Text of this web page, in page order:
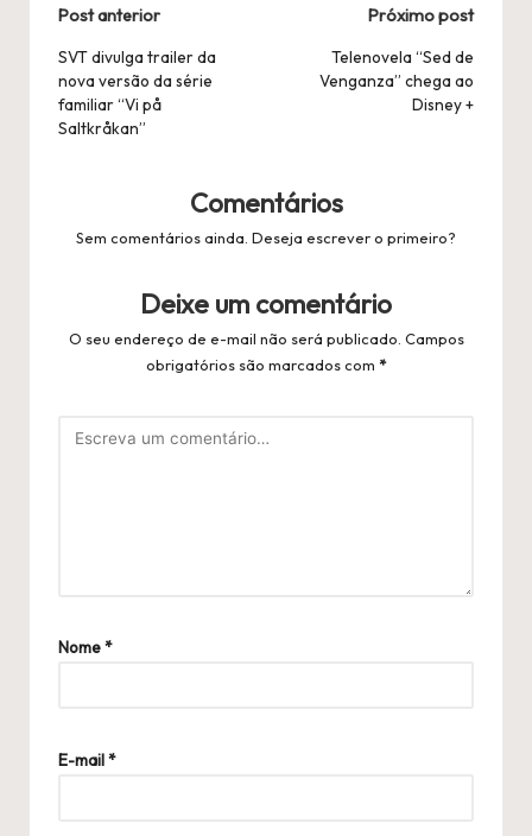
Navegação
Postal
Post anterior
SVT divulga trailer da
nova versão da série
familiar “Vi på
Saltkråkan”
Próximo post
Telenovela “Sed de
Venganza” chega ao
Disney +
Comentários
Sem comentários ainda. Deseja escrever o primeiro?
Deixe um comentário
O seu endereço de e-mail não será publicado. Campos
obrigatórios são marcados com *
Nome*
E-mail*